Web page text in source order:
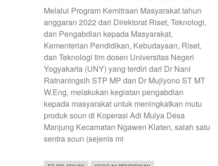
Melalui Program Kemitraan Masyarakat tahun
anggaran 2022 dari Direktorat Riset, Teknologi,
dan Pengabdian kepada Masyarakat,
Kementerian Pendidikan, Kebudayaan, Riset,
dan Teknologi tim dosen Universitas Negeri
Yogyakarta (UNY) yang terdiri dari Dr Nani
Ratnaningsih STP MP dan Dr Mujiyono ST MT
W.Eng, melakukan kegiatan pengabdian
kepada masyarakat untuk meningkatkan mutu
produk soun di Koperasi Adi Mulya Desa
Manjung Kecamatan Ngawen Klaten, salah satu
sentra soun (sejenis mi